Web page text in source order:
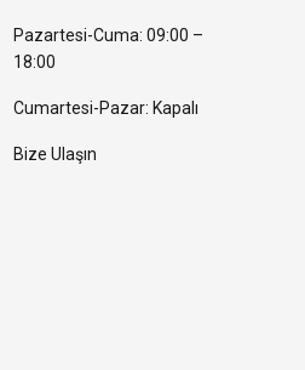
Pazartesi-Cuma: 09:00 –
18:00
Cumartesi-Pazar: Kapalı
Bize Ulaşın